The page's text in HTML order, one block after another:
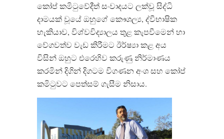
කෝප් කමිටුවේදීත් සංවාදයට ලක්වූ සිද්ධි
දාමයක් වූයේ ඔහුගේ කෞශල්‍ය, ද්වීභාෂික
හැකියාව, විශ්වවිද්‍යාලය තුළ කැපවීමෙන් හා
වේගවත්ව වැඩ කිරීමට ඊර්ෂ්‍යා කළ අය
විසින් ඔහුට එරෙහිව කරුණු නිර්මාණය
කරමින් දිගින් දිගටම විගණන අංශ සහ කෝප්
කමිටුවට පෙත්සම් ගැසීම නිසාය.